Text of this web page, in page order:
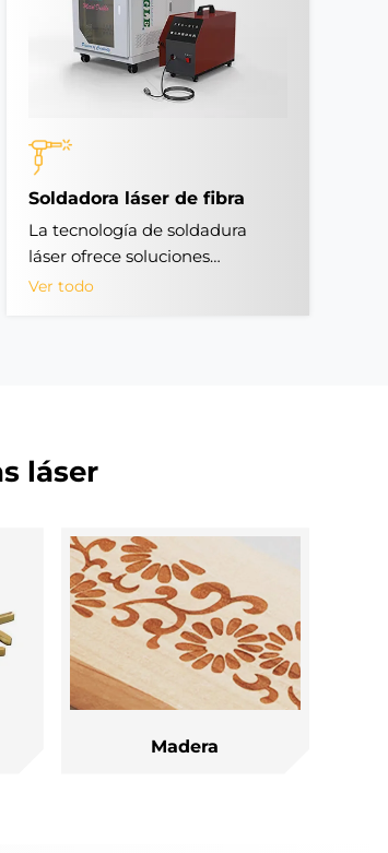
Soldadora láser de fibra
La tecnología de soldadura
láser ofrece soluciones
avanzadas para trabajar con
Ver todo
láser
Madera